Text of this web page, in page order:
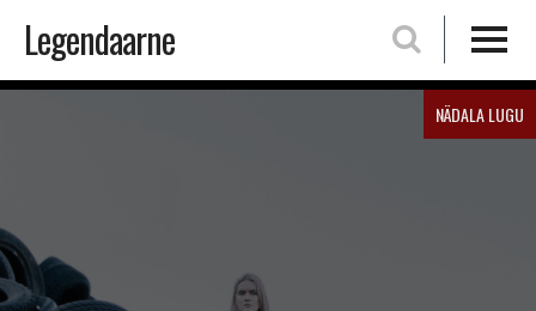
Skip
Legendaarne
NÄDALA LUGU